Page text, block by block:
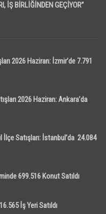
İŞ BİRLİĞİNDEN GEÇİYOR”
2026 Haziran: İzmir’de 7.791
2026 Haziran: Ankara’da
Satışları: İstanbul’da 24.084
699.516 Konut Satıldı
İş Yeri Satıldı